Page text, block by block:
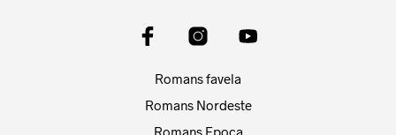
Romans favela
Romans Nordeste
Romans Epoca